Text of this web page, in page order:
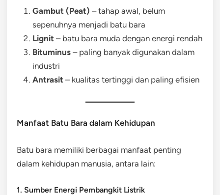
Gambut (Peat) – tahap awal, belum
sepenuhnya menjadi batu bara
Lignit – batu bara muda dengan energi rendah
Bituminus – paling banyak digunakan dalam
industri
Antrasit – kualitas tertinggi dan paling efisien
Manfaat Batu Bara dalam Kehidupan
Batu bara memiliki berbagai manfaat penting
dalam kehidupan manusia, antara lain:
1. Sumber Energi Pembangkit Listrik